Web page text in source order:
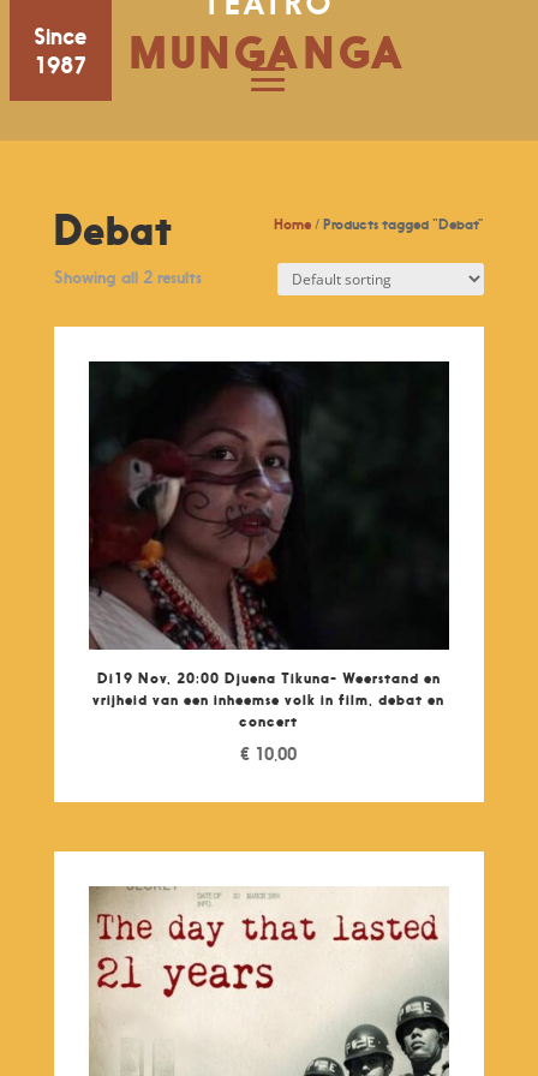
Since
1987
MUNGANGA
Home / Products tagged “Debat”
Debat
Showing all 2 results
Di19 Nov, 20:00 Djuena Tikuna- Weerstand en
vrijheid van een inheemse volk in film, debat en
concert
€ 10,00